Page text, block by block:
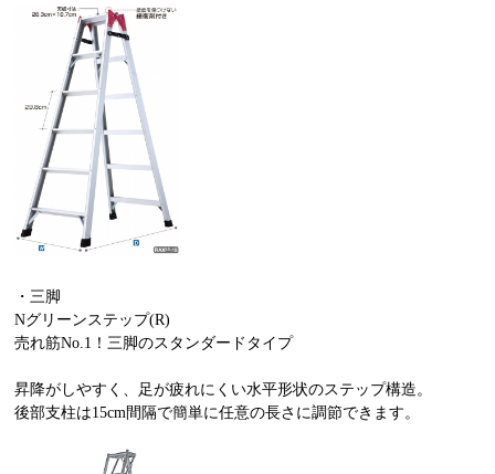
・三脚
Nグリーンステップ(R)
売れ筋No.1！三脚のスタンダードタイプ
昇降がしやすく、足が疲れにくい水平形状のステップ構造。
後部支柱は15cm間隔で簡単に任意の長さに調節できます。